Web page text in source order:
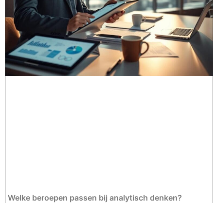
Welke beroepen passen bij analytisch denken?